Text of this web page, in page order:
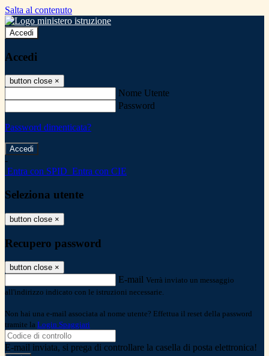
Salta al contenuto
Accedi
Accedi
button close ×
Nome Utente
Password
Password dimenticata?
-
Entra con SPID Entra con CIE
Seleziona utente
button close ×
Recupero password
button close ×
E-mail Verrà inviato un messaggio
all'indirizzo indicato con le istruzioni necessarie.
Non hai una e-mail associata al nome utente? Effettua il reset della password
tramite la Login Spaggiari
E-mail inviata, si prega di controllare la casella di posta elettronica!